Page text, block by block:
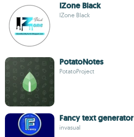
IZone Black
IZone Black
PotatoNotes
PotatoProject
Fancy text generator
invasual